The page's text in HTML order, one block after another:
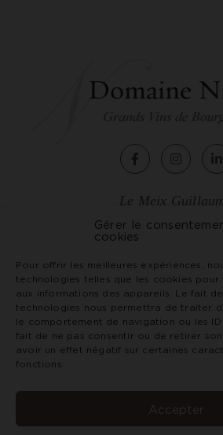
Gérer le
cookies
Pour offrir les meilleures expériences,
technologies telles que les cookies
aux informations des appareils. Le fait
technologies nous permettra de traiter
le comportement de navigation ou les ID
fait de ne pas consentir ou de retirer
avoir un effet négatif sur certaines
fonctions.
Accepter
Le Meix
2, rue de
71150 Rully -
Tél. +33 (0)3 85 87
CGV
avec modération. Interdiction de
alcoolisées aux mineurs de